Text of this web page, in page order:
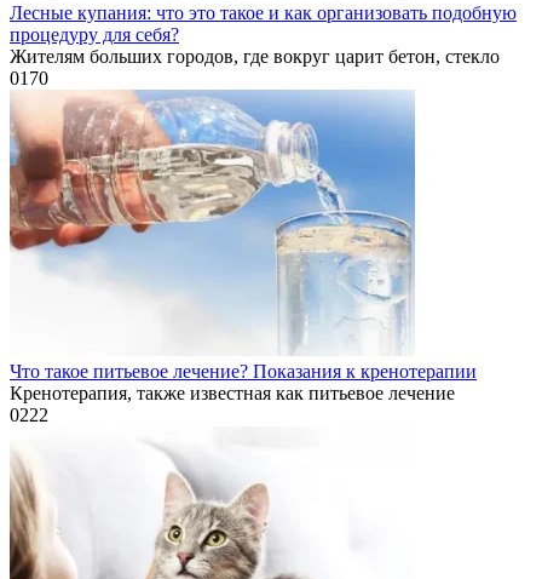
Лесные купания: что это такое и как организовать подобную
процедуру для себя?
Жителям больших городов, где вокруг царит бетон, стекло
0170
Что такое питьевое лечение? Показания к кренотерапии
Кренотерапия, также известная как питьевое лечение
0222